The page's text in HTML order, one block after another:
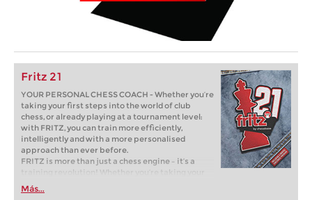
Fritz 21
YOUR PERSONAL CHESS COACH - Whether you’re
taking your first steps into the world of club
chess, or already playing at a tournament level:
with FRITZ, you can train more efficiently,
intelligently and with a more personalised
approach than ever before.
FRITZ is more than just a chess engine – it’s a
training revolution! Whether you’re taking your
first steps into the world of club chess, or already
playing at a tournament level: with FRITZ, you can
Más...